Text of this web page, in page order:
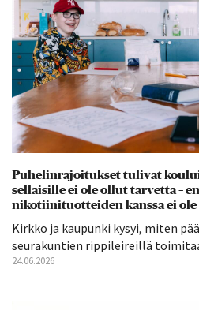
Puhelinrajoitukset tulivat
sellaisille ei ole ollut tarvetta –
nikotiinituotteiden kanssa ei
Kirkko ja kaupunki kysyi, miten
seurakuntien rippileireillä
24.06.2026